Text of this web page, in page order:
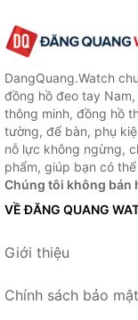
DangQuang.Watch
đồng hồ đeo tay
thông minh, đồng hồ
tường, để bàn, phụ
nỗ lực không ngừng,
phẩm, giúp bạn có
Chúng tôi không bán
VỀ ĐĂNG QUANG
Giới thiệu
Chính sách bảo mật